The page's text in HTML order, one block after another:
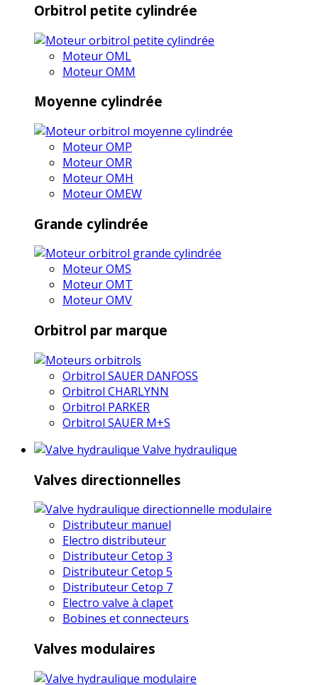
Orbitrol petite cylindrée
Moteur OML
Moteur OMM
Moyenne cylindrée
Moteur OMP
Moteur OMR
Moteur OMH
Moteur OMEW
Grande cylindrée
Moteur OMS
Moteur OMT
Moteur OMV
Orbitrol par marque
Orbitrol SAUER DANFOSS
Orbitrol CHARLYNN
Orbitrol PARKER
Orbitrol SAUER M+S
Valve hydraulique
Valves directionnelles
Distributeur manuel
Electro distributeur
Distributeur Cetop 3
Distributeur Cetop 5
Distributeur Cetop 7
Electro valve à clapet
Bobines et connecteurs
Valves modulaires